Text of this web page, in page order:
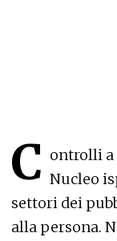
C ontrolli a
Nucleo
settori dei
alla persona.